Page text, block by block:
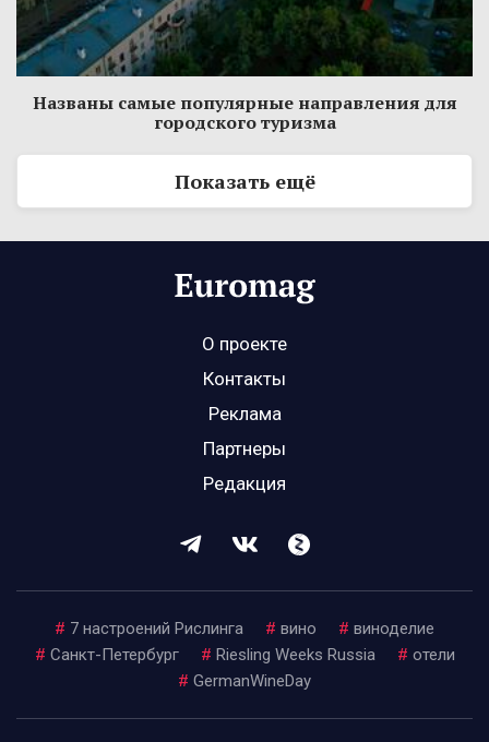
Названы самые популярные направления для
городского туризма
Показать ещё
О проекте
Контакты
Реклама
Партнеры
Редакция
# 7 настроений Рислинга # вино # виноделие
# Санкт-Петербург # Riesling Weeks Russia # отели
# GermanWineDay